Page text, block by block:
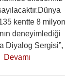
kentte 8
deneyimlediği
Diyalog
Devamı